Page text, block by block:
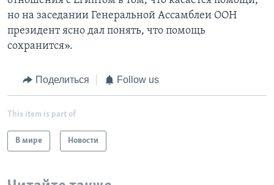
но на заседании Генеральной Ассамблеи ООН
президент ясно дал понять, что помощь
сохранится».
Поделиться Follow us
This item is part of
В мире Новости